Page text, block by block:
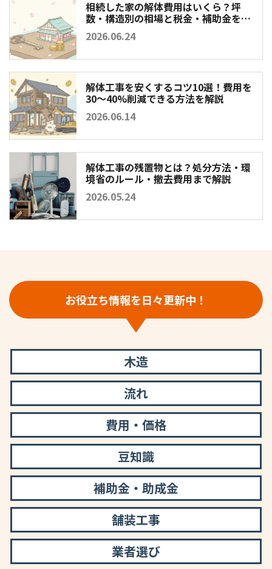
相続した家の解体費用はいくら？坪
数・構造別の相場と税金・補助金を徹
底解説
2026.06.24
解体工事を安くするコツ10選！費用を
30〜40%削減できる方法を解説
2026.06.14
解体工事の残置物とは？処分方法・環
境省のルール・撤去費用まで解説
2026.05.24
お役立ち情報を日々更新中！
木造
流れ
費用・価格
豆知識
補助金・助成金
舗装工事
業者選び